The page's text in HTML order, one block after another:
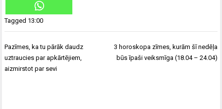
Tagged 13:00
Ziņu
izvēlne
Pazīmes, ka tu pārāk daudz
uztraucies par apkārtējiem,
aizmirstot par sevi
3 horoskopa zīmes, kurām šī nedēļa
būs īpaši veiksmīga (18.04 – 24.04)